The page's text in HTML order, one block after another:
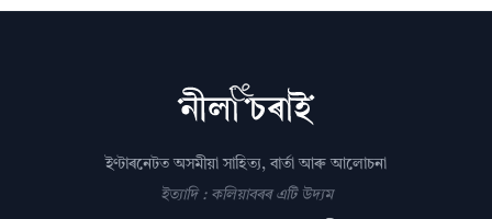
ইণ্টাৰনেটত অসমীয়া সাহিত্য, বাৰ্তা আৰু আলোচনা
ইত্যাদি : কলিয়াবৰৰ এটি উদ্যম